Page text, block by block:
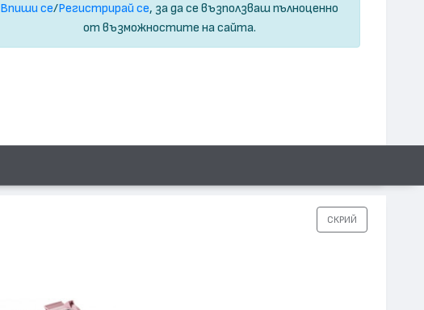
Впиши се/Регистрирай се, за да се възползваш пълноценно
от възможностите на сайта.
СКРИЙ